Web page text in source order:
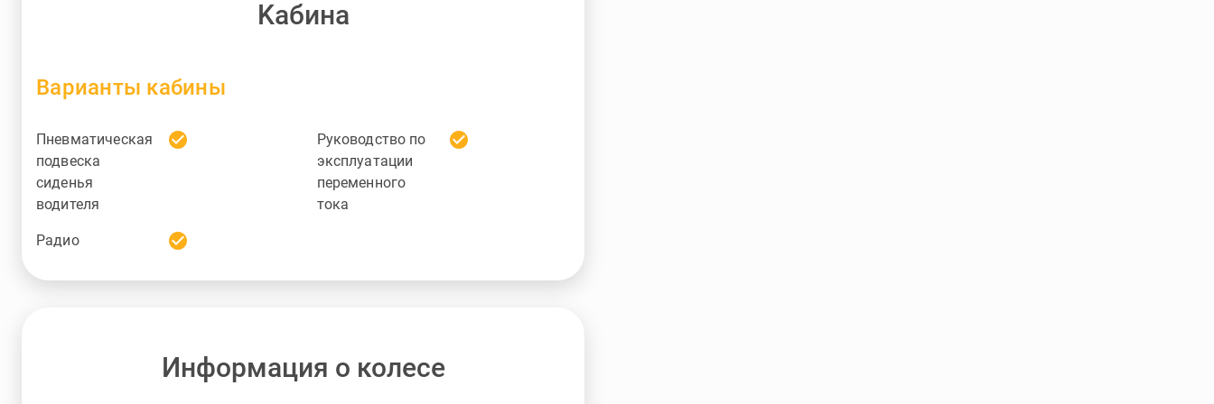
Kабина
Варианты кабины
Пневматическая
подвеска
сиденья
водителя
check_circle
Руководство по
эксплуатации
переменного
тока
check_circle
Радио check_circle
Информация о колесе